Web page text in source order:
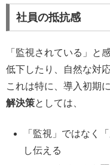
社員の抵抗感
「監視されている」と
低下したり、自然な対
これは特に、導入初期
解決策としては、
「監視」ではなく
し伝える